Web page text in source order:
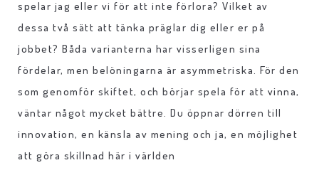
spelar jag eller vi för att inte förlora? Vilket av
dessa två sätt att tänka präglar dig eller er på
jobbet? Båda varianterna har visserligen sina
fördelar, men belöningarna är asymmetriska. För den
som genomför skiftet, och börjar spela för att vinna,
väntar något mycket bättre. Du öppnar dörren till
innovation, en känsla av mening och ja, en möjlighet
att göra skillnad här i världen